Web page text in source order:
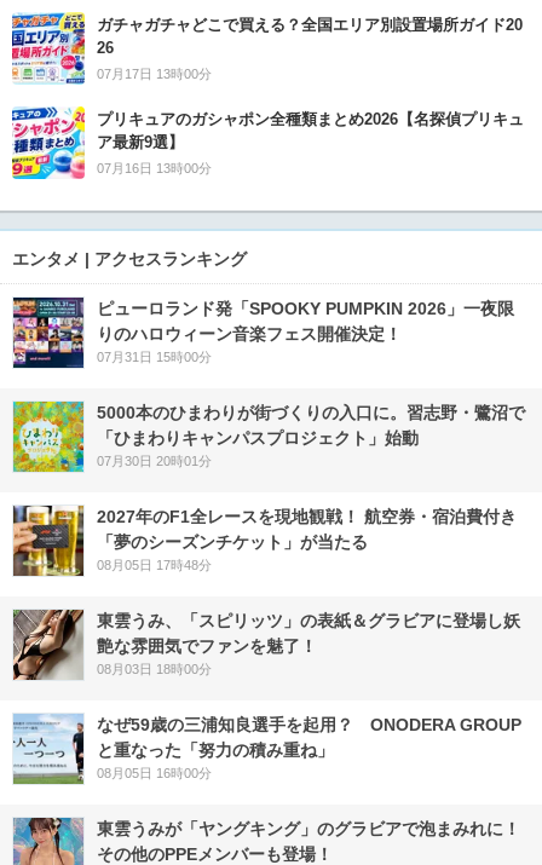
ガチャガチャどこで買える？全国エリア別設置場所ガイド20
26
07月17日 13時00分
プリキュアのガシャポン全種類まとめ2026【名探偵プリキュ
ア最新9選】
07月16日 13時00分
エンタメ | アクセスランキング
ピューロランド発「SPOOKY PUMPKIN 2026」一夜限
りのハロウィーン音楽フェス開催決定！
07月31日 15時00分
5000本のひまわりが街づくりの入口に。習志野・鷺沼で
「ひまわりキャンパスプロジェクト」始動
07月30日 20時01分
2027年のF1全レースを現地観戦！ 航空券・宿泊費付き
「夢のシーズンチケット」が当たる
08月05日 17時48分
東雲うみ、「スピリッツ」の表紙＆グラビアに登場し妖
艶な雰囲気でファンを魅了！
08月03日 18時00分
なぜ59歳の三浦知良選手を起用？ ONODERA GROUP
と重なった「努力の積み重ね」
08月05日 16時00分
東雲うみが「ヤングキング」のグラビアで泡まみれに！
その他のPPEメンバーも登場！